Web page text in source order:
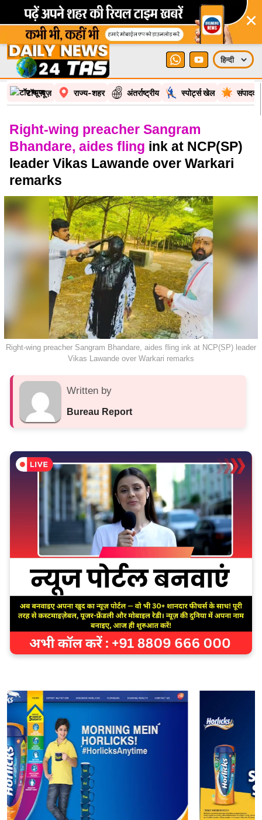
×
टॉप न्यूज़ राज्य-शहर अंतर्राष्ट्रीय स्पोर्ट्स खेल
Right-wing preacher Sangram
Bhandare, aides fling ink at NCP(SP)
leader Vikas Lawande over Warkari
remarks
Right-wing preacher Sangram Bhandare, aides fling ink at NCP(SP) leader
Vikas Lawande over Warkari remarks
Written by
Bureau Report